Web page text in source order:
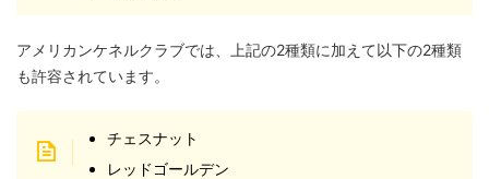
アメリカンケネルクラブでは、上記の2種類に加えて以下の2種類
も許容されています。
チェスナット
レッドゴールデン